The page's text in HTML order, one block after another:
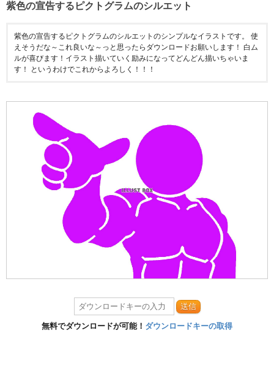
紫色の宣告するピクトグラムのシルエット
紫色の宣告するピクトグラムのシルエットのシンプルなイラストです。 使
えそうだな～これ良いな～っと思ったらダウンロードお願いします！ 白ム
ルが喜びます！イラスト描いていく励みになってどんどん描いちゃいま
す！ というわけでこれからよろしく！！！
送信
無料でダウンロードが可能！ ダウンロードキーの取得